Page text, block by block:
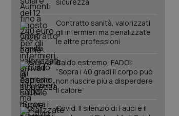
Contratto sanità, valorizzati
gli infermieri ma penalizzate
le altre professioni
Caldo estremo, FADOI:
“Sopra i 40 gradi il corpo può
non riuscire più a disperdere
il calore”
Covid. Il silenzio di Fauci e il